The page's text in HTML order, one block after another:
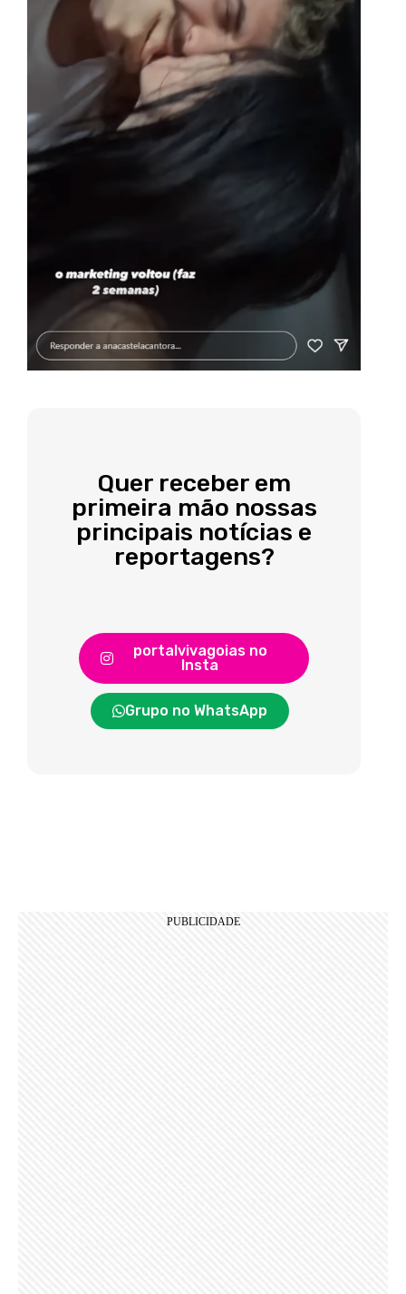
Quer receber em
primeira mão nossas
principais notícias e
reportagens?
portalvivagoias no
Insta
Grupo no WhatsApp